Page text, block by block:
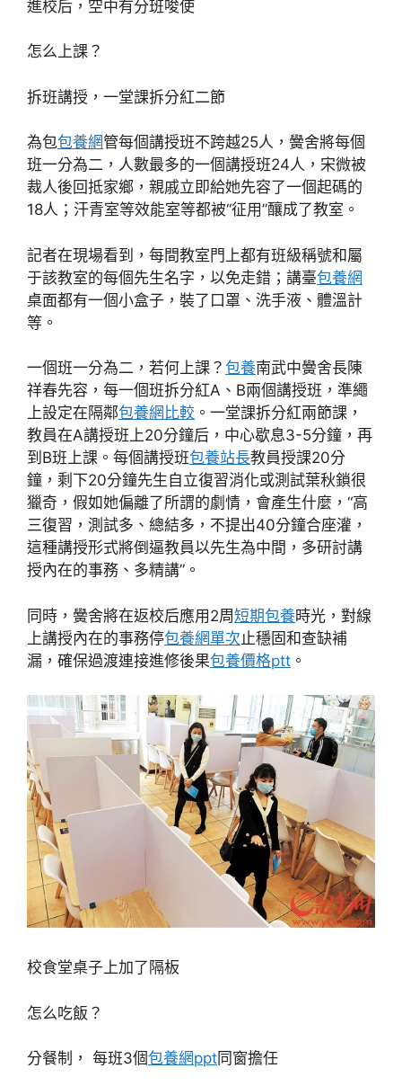
進校后，空中有分班唆使
怎么上課？
拆班講授，一堂課拆分紅二節
為包包養網管每個講授班不跨越25人，黌舍將每個
班一分為二，人數最多的一個講授班24人，宋微被
裁人後回抵家鄉，親戚立即給她先容了一個起碼的
18人；汗青室等效能室等都被“征用”釀成了教室。
記者在現場看到，每間教室門上都有班級稱號和屬
于該教室的每個先生名字，以免走錯；講臺包養網
桌面都有一個小盒子，裝了口罩、洗手液、體溫計
等。
一個班一分為二，若何上課？ 包養南武中黌舍長陳
祥春先容，每一個班拆分紅A、B兩個講授班，準繩
上設定在隔鄰包養網比較 。一堂課拆分紅兩節課，
教員在A講授班上20分鐘后，中心歇息3-5分鐘，再
到B班上課。每個講授班包養站長教員授課20分
鐘，剩下20分鐘先生自立復習消化或測試葉秋鎖很
獵奇，假如她偏離了所謂的劇情，會產生什麼，“高
三復習，測試多、總結多，不提出40分鐘合座灌，
這種講授形式將倒逼教員以先生為中間，多研討講
授內在的事務、多精講”。
同時，黌舍將在返校后應用2周短期包養時光，對線
上講授內在的事務停包養網單次 止穩固和查缺補
漏，確保過渡連接進修後果包養價格ptt 。
校食堂桌子上加了隔板
怎么吃飯？
分餐制， 每班3個包養網ppt同窗擔任